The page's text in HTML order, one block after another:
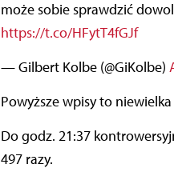
może sobie sprawdzić
https://t.co/HFytT4fGJf
— Gilbert Kolbe (@GiKolbe)
Powyższe wpisy to
Do godz. 21:37
497 razy.